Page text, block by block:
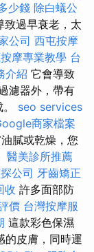
少錢 除白蟻公
致過早衰老，太
公司 西屯按摩
摩專業教學 台
介紹 它會導致
濾器外，帶有
seo services
商家檔案
膩或乾燥，您
醫美診所推薦
公司 牙齒矯正
收 許多面部防
價 台灣按摩服
這款彩色保濕
的皮膚，同時運